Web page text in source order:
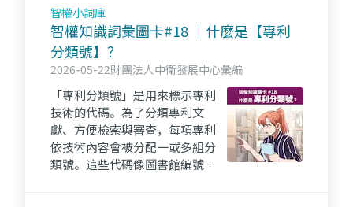
態複雜等挑戰，因此，妥善管理
智慧財產權已不僅是法律問題，
更是一項關鍵的商業決策。
智權小詞庫
智權知識詞彙圖卡#18 ｜什麼是【專利
分類號】？
2026-05-22財團法人中衛發展中心彙編
「專利分類號」是用來標示專利
技術的代碼。為了分類專利文
獻、方便檢索與審查，每項專利
依技術內容會被分配一或多組分
類號。這些代碼像圖書館編號，